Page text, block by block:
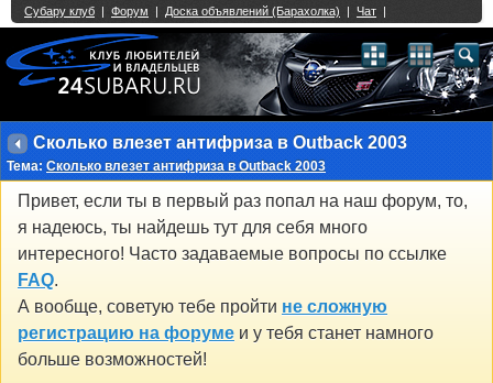
Сколько влезет антифриза в Outback 2003
Тема: Сколько влезет антифриза в Outback 2003
Привет, если ты в первый раз попал на наш форум, то,
я надеюсь, ты найдешь тут для себя много
интересного! Часто задаваемые вопросы по ссылке
FAQ.
А вообще, советую тебе пройти не сложную
регистрацию на форуме и у тебя станет намного
больше возможностей!
Single Sign On provided byvBSSO
2 3 4 5 6 7 8 9 10 11 12 13 14 15 16 17 18 21 22 23 24 25 26
27 28 29 30 31 32 33 34 35 36 37 38 39 40 41 42 43